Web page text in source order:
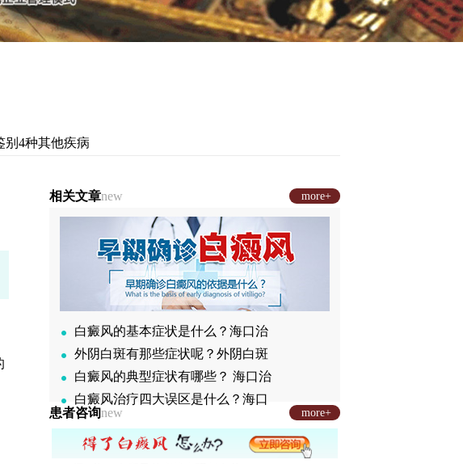
别4种其他疾病
相关文章new more+
白癜风的基本症状是什么？海口治
外阴白斑有那些症状呢？外阴白斑
白癜风的典型症状有哪些？ 海口治
白癜风治疗四大误区是什么？海口
患者咨询new more+